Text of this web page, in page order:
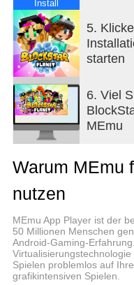
erstaunt, wenn
Welt auf einmal
dabei auch noch
BlockStarPlanet
lustigen, verrückten
tausenden und
teilen und mixen.
Willkommen bei
Für Eltern:
Während die Kinder
eigenen Sprache,
spielen, wird alles
Chat-Filter-
ist kostenlos,
Abonnement für ein
Install
5.
starten
6. Viel
MEmu
Warum MEmu
nutzen
MEmu App Player ist der
50 Millionen Menschen
Android-Gaming-
Spielen problemlos auf
grafikintensiven Spielen.